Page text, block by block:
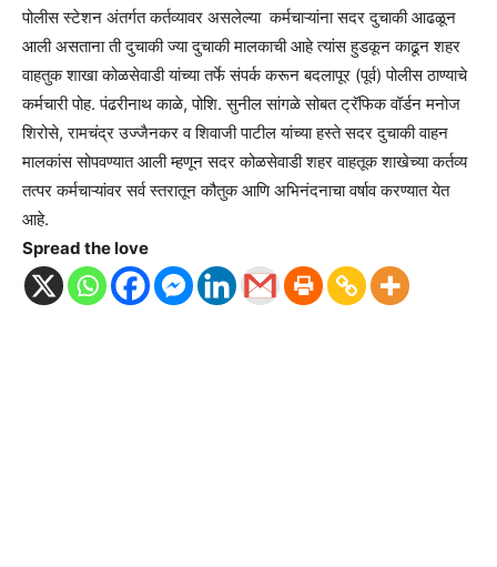
पोलीस स्टेशन अंतर्गत कर्तव्यावर असलेल्या कर्मचाऱ्यांना सदर दुचाकी आढळून
आली असताना ती दुचाकी ज्या दुचाकी मालकाची आहे त्यांस हुडकून काढून शहर
वाहतुक शाखा कोळसेवाडी यांच्या तर्फे संपर्क करून बदलापूर (पूर्व) पोलीस ठाण्याचे
कर्मचारी पोह. पंढरीनाथ काळे, पोशि. सुनील सांगळे सोबत ट्रॅफिक वॉर्डन मनोज
शिरोसे, रामचंद्र उज्जैनकर व शिवाजी पाटील यांच्या हस्ते सदर दुचाकी वाहन
मालकांस सोपवण्यात आली म्हणून सदर कोळसेवाडी शहर वाहतूक शाखेच्या कर्तव्य
तत्पर कर्मचाऱ्यांवर सर्व स्तरातून कौतुक आणि अभिनंदनाचा वर्षाव करण्यात येत
आहे.
Spread the love